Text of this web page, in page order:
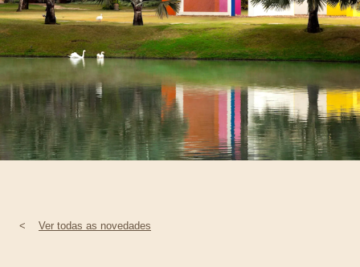
DESCUBRIR
WHAT'S COOKING
CORRIERE
HISTORIA
SOSTENIBILIDAD
CONTACTO
< Ver todas as novedades